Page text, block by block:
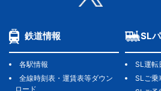
鉄道情報
各駅情報
全線時刻表・運賃表等ダウン
ロード
SL
SL運転
SLご乗